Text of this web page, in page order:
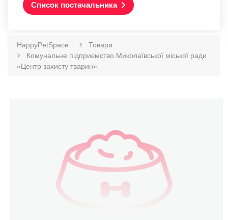
Список постачальника
HappyPetSpace
Товари
Комунальне підприємство Миколаївської міської ради
«Центр захисту тварин»